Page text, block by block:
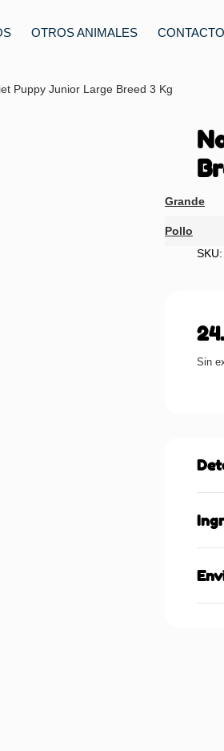
OTROS ANIMALES CONTACTO
Puppy Junior Large Breed 3 Kg
Grande
Pollo
Sin